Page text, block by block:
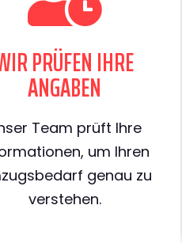
PRÜFEN IHRE
ANGABEN
Team prüft Ihre
um Ihren
genau zu
verstehen.